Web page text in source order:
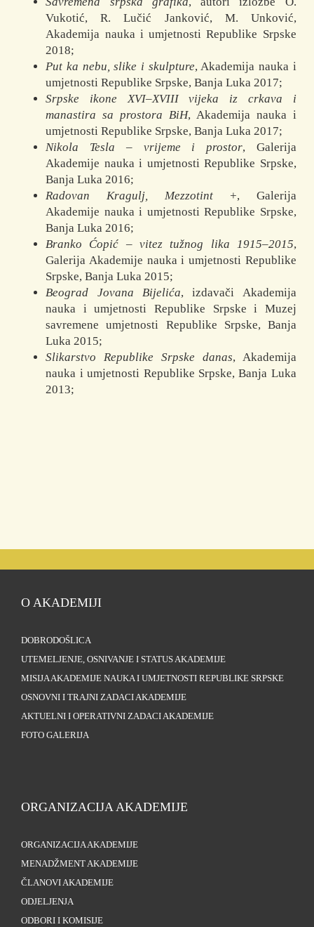
Vukotić, R. Lučić Janković, M. Unković,
Akademija nauka i umjetnosti Republike Srpske
2018;
Put ka nebu, slike i skulpture, Akademija nauka i
umjetnosti Republike Srpske, Banja Luka 2017;
Srpske ikone XVI–XVIII vijeka iz crkava i
manastira sa prostora BiH, Akademija nauka i
umjetnosti Republike Srpske, Banja Luka 2017;
Nikola Tesla – vrijeme i prostor, Galerija
Akademije nauka i umjetnosti Re­publike Srpske,
Banja Luka 2016;
Radovan Kragulj, Mezzotint +, Galerija
Akademije nauka i umjetnosti Republike Srpske,
Banja Luka 2016;
Branko Ćopić – vitez tužnog lika 1915–2015,
Galerija Akademije nauka i umjetnosti Republike
Srpske, Banja Luka 2015;
Beograd Jovana Bijelića, izdavači Akademija
nauka i umjetnosti Republike Srpske i Muzej
savremene umjetnosti Republike Srpske, Banja
Luka 2015;
Slikarstvo Republike Srpske danas, Akademija
nauka i umjetnosti Republike Srpske, Banja Luka
2013;
O AKADEMIJI
DOBRODOŠLICA
UTEMELJENJE, OSNIVANJE I STATUS AKADEMIJE
MISIJA AKADEMIJE NAUKA I UMJETNOSTI REPUBLIKE SRPSKE
OSNOVNI I TRAJNI ZADACI AKADEMIJE
AKTUELNI I OPERATIVNI ZADACI AKADEMIJE
FOTO GALERIJA
ORGANIZACIJA AKADEMIJE
ORGANIZACIJA AKADEMIJE
MENADŽMENT AKADEMIJE
ČLANOVI AKADEMIJE
ODJELJENJA
ODBORI I KOMISIJE